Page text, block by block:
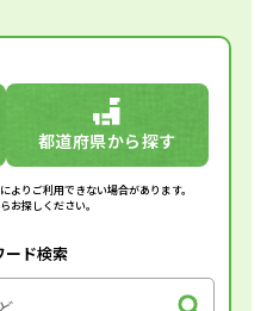
都道府県から探す
りご利用できない場合があります。
お探しください。
ード検索